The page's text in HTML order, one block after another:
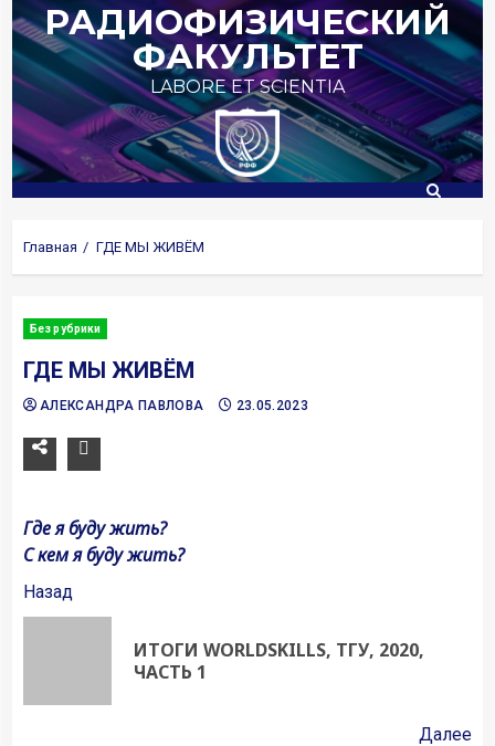
содержимому
РАДИОФИЗИЧЕСКИЙ
ФАКУЛЬТЕТ
LABORE ET SCIENTIA
Главная ГДЕ МЫ ЖИВЁМ
Без рубрики
ГДЕ МЫ ЖИВЁМ
АЛЕКСАНДРА ПАВЛОВА 23.05.2023
Где я буду жить?
С кем я буду жить?
Продолжить
Назад
ИТОГИ WORLDSKILLS, ТГУ, 2020,
ЧАСТЬ 1
Далее